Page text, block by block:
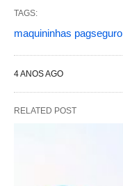
TAGS:
maquininhas pagseguro
4 ANOS AGO
RELATED POST